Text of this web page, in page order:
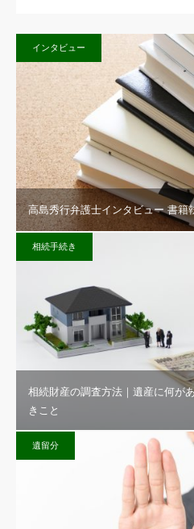
インタビュー
高島秀行弁護士インタビュー 書籍
相続手続き
相続財産の調査方法｜遺産に何が
きこと
遺留分